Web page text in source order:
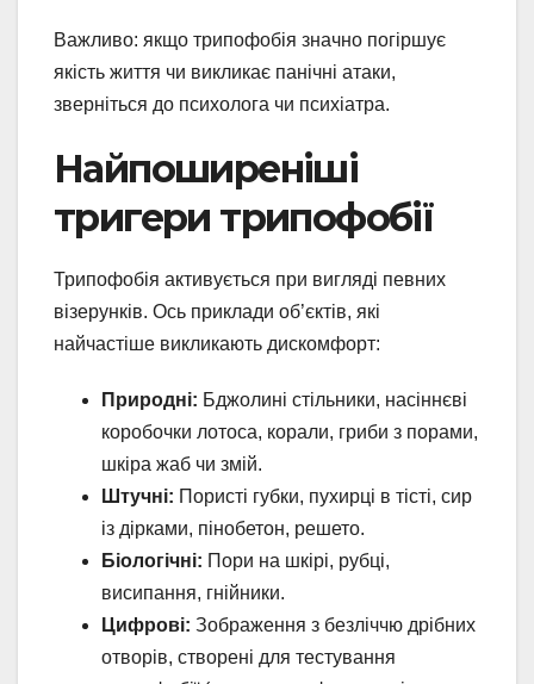
Важливо: якщо трипофобія значно погіршує
якість життя чи викликає панічні атаки,
зверніться до психолога чи психіатра.
Найпоширеніші
тригери трипофобії
Трипофобія активується при вигляді певних
візерунків. Ось приклади об’єктів, які
найчастіше викликають дискомфорт:
Природні: Бджолині стільники, насіннєві
коробочки лотоса, корали, гриби з порами,
шкіра жаб чи змій.
Штучні: Пористі губки, пухирці в тісті, сир
із дірками, пінобетон, решето.
Біологічні: Пори на шкірі, рубці,
висипання, гнійники.
Цифрові: Зображення з безліччю дрібних
отворів, створені для тестування